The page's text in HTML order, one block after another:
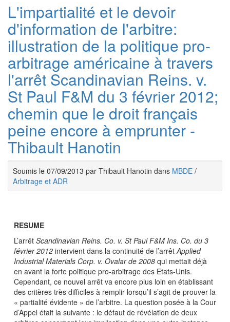
L'impartialité et le devoir
d'information de l'arbitre:
illustration de la politique pro-
arbitrage américaine à travers
l'arrêt Scandinavian Reins. v.
St Paul F&M du 3 février 2012;
chemin que le droit français
peine encore à emprunter -
Thibault Hanotin
Soumis le 07/09/2013 par Thibault Hanotin dans MBDE /
Arbitrage et ADR
RESUME
L’arrêt Scandinavian Reins. Co. v. St Paul F&M Ins. Co. du 3
février 2012 intervient dans la continuité de l’arrêtApplied
Industrial Materials Corp. v. Ovalar de 2008 qui mettait déjà
en avant la forte politique pro-arbitrage des Etats-Unis.
Cependant, ce nouvel arrêt va encore plus loin en établissant
des critères très difficiles à remplir lorsqu’il s’agit de prouver la
« partialité évidente » de l’arbitre. La question posée à la Cour
d’Appel était la suivante : le défaut de révélation de deux